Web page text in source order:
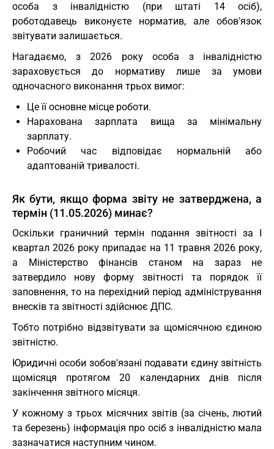
особа з інвалідністю (при штаті 14 осіб),
роботодавець виконуєте норматив, але обов'язок
звітувати залишається.
Нагадаємо, з 2026 року особа з інвалідністю
зараховується до нормативу лише за умови
одночасного виконання трьох вимог:
Це її основне місце роботи.
Нарахована зарплата вища за мінімальну
зарплату.
Робочий час відповідає нормальній або
адаптованій тривалості.
Як бути, якщо форма звіту не затверджена, а
термін (11.05.2026) минає?
Оскільки граничний термін подання звітності за І
квартал 2026 року припадає на 11 травня 2026 року,
а Міністерство фінансів станом на зараз не
затвердило нову форму звітності та порядок її
заповнення, то на перехідний період адміністрування
внесків та звітності здійснює ДПС.
Тобто потрібно відзвітувати за щомісячною єдиною
звітністю.
Юридичні особи зобов'язані подавати єдину звітність
щомісяця протягом 20 календарних днів після
закінчення звітного місяця.
У кожному з трьох місячних звітів (за січень, лютий
та березень) інформація про осіб з інвалідністю мала
зазначатися наступним чином.